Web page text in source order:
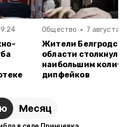
Общество 7 августа ,
Жители
области
наибольшим
дипфейков
Месяц